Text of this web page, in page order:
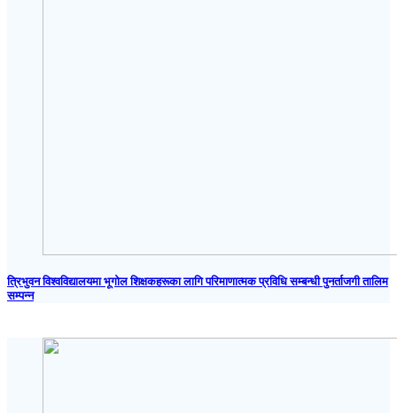
त्रिभुवन विश्वविद्यालयमा भूगोल शिक्षकहरूका लागि परिमाणात्मक प्रविधि सम्बन्धी पुनर्ताजगी तालिम
सम्पन्न